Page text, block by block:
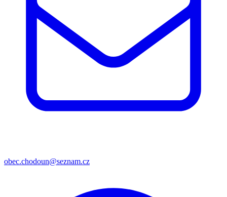
obec.chodoun@seznam.cz